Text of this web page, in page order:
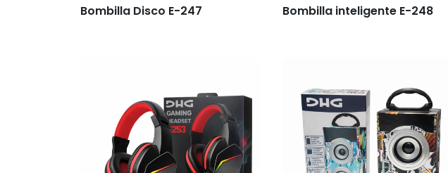
Bombilla Disco E-247 Bombilla inteligente E-248